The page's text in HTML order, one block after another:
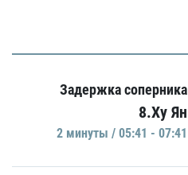
Задержка соперника
8.Ху Ян
2 минуты / 05:41 - 07:41